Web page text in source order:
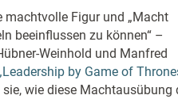
machtvolle Figur und „Macht
beeinflussen zu können“ –
Weinhold und Manfred
by Game of
sie, wie diese Machtausübung